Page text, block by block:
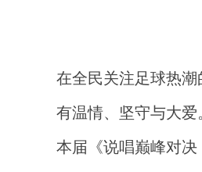
在全民关注足球热
有温情、坚守与大
本届《说唱巅峰对